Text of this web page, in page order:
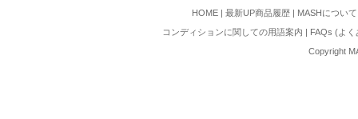
HOME | 最新UP商品履歴 | MASHについて
コンディションに関しての用語案内 | FAQs (よ
Copyright